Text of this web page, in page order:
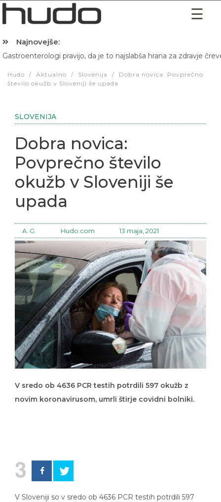
Najnovejše:
Gastroenterologi pravijo, da je to najslabša hrana za zdravje
Hudo / Aktualno / Slovenija /
Dobra novica: Povprečno
število okužb v Sloveniji še upada
SLOVENIJA
Dobra novica:
Povprečno število
okužb v Sloveniji še
upada
A. G. Hudo.com 13 maja, 2021
V sredo ob 4636 PCR testih potrdili 597 okužb z
novim koronavirusom, umrli štirje covidni bolniki.
3
V Sloveniji so v sredo ob 4636 PCR testih potrdili 597